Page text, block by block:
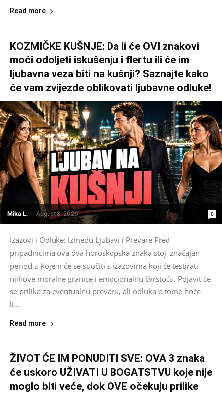
Read more
KOZMIČKE KUŠNJE: Da li će OVI znakovi
moći odoljeti iskušenju i flertu ili će im
ljubavna veza biti na kušnji? Saznajte kako
će vam zvijezde oblikovati ljubavne odluke!
Mika L. - August 8, 2026 0
Izazovi i Odluke: Između Ljubavi i Prevare Pred
pripadnicima ova dva horoskopska znaka stoji značajan
period u kojem će se suočiti s izazovima koji će testirati
njihove moralne granice i emocionalnu čvrstoću. Pojavit će
se prilika za eventualnu prevaru, ali odluka o tome hoće
li...
Read more
ŽIVOT ĆE IM PONUDITI SVE: OVA 3 znaka
će uskoro UŽIVATI U BOGATSTVU koje nije
moglo biti veće, dok OVE očekuju prilike